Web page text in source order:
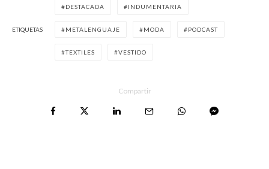
ETIQUETAS
DESTACADA INDUMENTARIA
METALENGUAJE MODA PODCAST
TEXTILES VESTIDO
Compartir